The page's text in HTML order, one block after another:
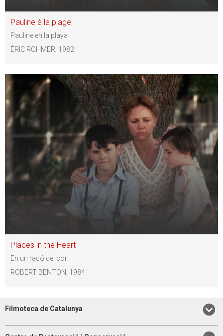
Pauline à la plage
Pauline en la playa
ÉRIC ROHMER, 1982.
Places in the Heart
En un racó del cor
ROBERT BENTON, 1984.
Filmoteca de Catalunya